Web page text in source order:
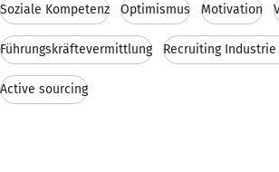
Soziale Kompetenz Optimismus Motivation
Führungskräftevermittlung Recruiting Industrie
Active sourcing